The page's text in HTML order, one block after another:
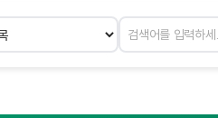
야
입력